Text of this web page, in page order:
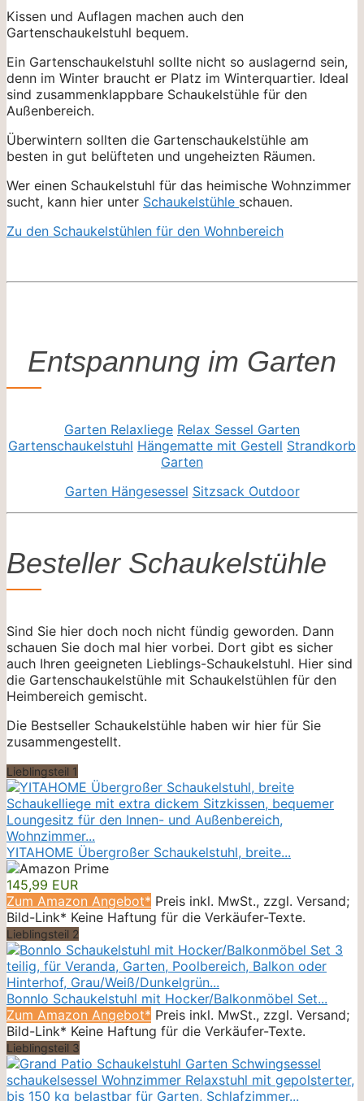
Kissen und Auflagen machen auch den
Gartenschaukelstuhl bequem.
Ein Gartenschaukelstuhl sollte nicht so auslagernd sein,
denn im Winter braucht er Platz im Winterquartier. Ideal
sind zusammenklappbare Schaukelstühle für den
Außenbereich.
Überwintern sollten die Gartenschaukelstühle am
besten in gut belüfteten und ungeheizten Räumen.
Wer einen Schaukelstuhl für das heimische Wohnzimmer
sucht, kann hier unter Schaukelstühle schauen.
Zu den Schaukelstühlen für den Wohnbereich
Entspannung im Garten
Garten Relaxliege Relax Sessel Garten
Gartenschaukelstuhl Hängematte mit Gestell Strandkorb
Garten
Garten Hängesessel Sitzsack Outdoor
Besteller Schaukelstühle
Sind Sie hier doch noch nicht fündig geworden. Dann
schauen Sie doch mal hier vorbei. Dort gibt es sicher
auch Ihren geeigneten Lieblings-Schaukelstuhl. Hier sind
die Gartenschaukelstühle mit Schaukelstühlen für den
Heimbereich gemischt.
Die Bestseller Schaukelstühle haben wir hier für Sie
zusammengestellt.
Lieblingsteil 1
YITAHOME Übergroßer Schaukelstuhl, breite...
145,99 EUR
Zum Amazon Angebot* Preis inkl. MwSt., zzgl. Versand;
Bild-Link* Keine Haftung für die Verkäufer-Texte.
Lieblingsteil 2
Bonnlo Schaukelstuhl mit Hocker/Balkonmöbel Set...
Zum Amazon Angebot* Preis inkl. MwSt., zzgl. Versand;
Bild-Link* Keine Haftung für die Verkäufer-Texte.
Lieblingsteil 3